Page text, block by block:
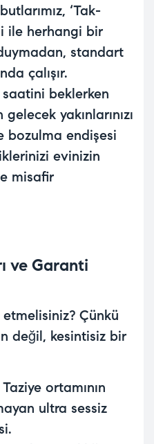
‘Tak-
ile herhangi bir
standart
çalışır.
beklerken
yakınlarınızı
bozulma endişesi
evinizin
misafir
ve Garanti
Çünkü
değil, kesintisiz bir
Taziye ortamının
ultra sessiz